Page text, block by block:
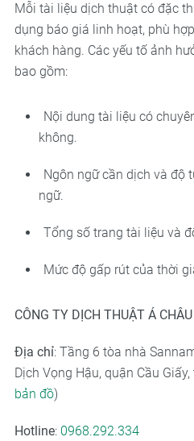
Mỗi tài liệu dịch thuật có đặc
dụng báo giá linh hoạt, phù
khách hàng. Các yếu tố ảnh
bao gồm:
Nội dung tài liệu có
không.
Ngôn ngữ cần dịch và độ
ngữ.
Tổng số trang tài liệu và
Mức độ gấp rút của thời
CÔNG TY DỊCH THUẬT Á
Địa chỉ: Tầng 6 tòa nhà
Dịch Vọng Hậu, quận Cầu
bản đồ)
Hotline: 0968.292.334